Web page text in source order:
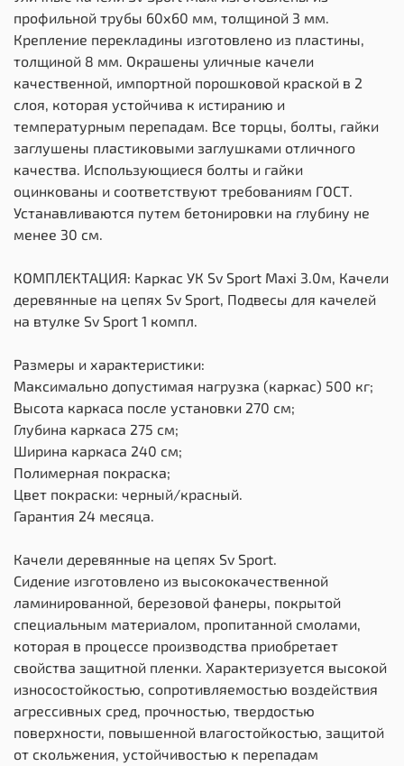
профильной трубы 60х60 мм, толщиной 3 мм.
Крепление перекладины изготовлено из пластины,
толщиной 8 мм. Окрашены уличные качели
качественной, импортной порошковой краской в 2
слоя, которая устойчива к истиранию и
температурным перепадам. Все торцы, болты, гайки
заглушены пластиковыми заглушками отличного
качества. Использующиеся болты и гайки
оцинкованы и соответствуют требованиям ГОСТ.
Устанавливаются путем бетонировки на глубину не
менее 30 см.
КОМПЛЕКТАЦИЯ: Каркас УК Sv Sport Maxi 3.0м, Качели
деревянные на цепях Sv Sport, Подвесы для качелей
на втулке Sv Sport 1 компл.
Размеры и характеристики:
Максимально допустимая нагрузка (каркас) 500 кг;
Высота каркаса после установки 270 см;
Глубина каркаса 275 см;
Ширина каркаса 240 см;
Полимерная покраска;
Цвет покраски: черный/красный.
Гарантия 24 месяца.
Качели деревянные на цепях Sv Sport.
Сидение изготовлено из высококачественной
ламинированной, березовой фанеры, покрытой
специальным материалом, пропитанной смолами,
которая в процессе производства приобретает
свойства защитной пленки. Характеризуется высокой
износостойкостью, сопротивляемостью воздействия
агрессивных сред, прочностью, твердостью
поверхности, повышенной влагостойкостью, защитой
от скольжения, устойчивостью к перепадам